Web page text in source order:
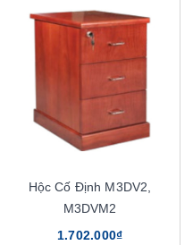
Hộc Cố Định M3DV2,
M3DVM2
1.702.000₫